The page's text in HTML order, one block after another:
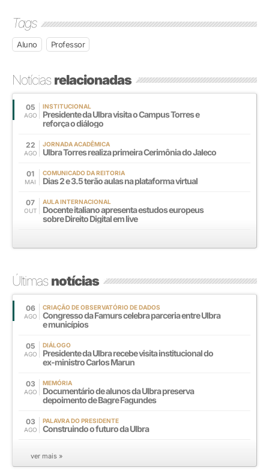
Tags
Aluno Professor
Notíciasrelacionadas
05
AGO
INSTITUCIONAL
Presidente da Ulbra visita o Campus Torres e
reforça o diálogo
22
AGO
JORNADA ACADÊMICA
Ulbra Torres realiza primeira Cerimônia do Jaleco
01
MAI
COMUNICADO DA REITORIA
Dias 2 e 3.5 terão aulas na plataforma virtual
07
OUT
AULA INTERNACIONAL
Docente italiano apresenta estudos europeus
sobre Direito Digital em live
Últimasnotícias
06
AGO
CRIAÇÃO DE OBSERVATÓRIO DE DADOS
Congresso da Famurs celebra parceria entre Ulbra
e municípios
05
AGO
DIÁLOGO
Presidente da Ulbra recebe visita institucional do
ex-ministro Carlos Marun
03
AGO
MEMÓRIA
Documentário de alunos da Ulbra preserva
depoimento de Bagre Fagundes
03
AGO
PALAVRA DO PRESIDENTE
Construindo o futuro da Ulbra
ver mais »